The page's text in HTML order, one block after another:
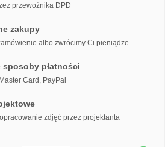
przewoźnika DPD
zakupy
albo zwrócimy Ci pieniądze
sposoby płatności
Card, PayPal
zdjęć przez projektanta